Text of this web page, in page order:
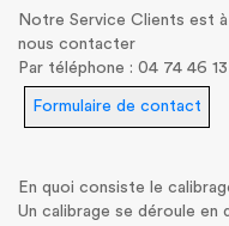
Notre Service Clients est
nous contacter
Par téléphone : 04 74 46
Formulaire de contact
En quoi consiste le
Un calibrage se déroule en